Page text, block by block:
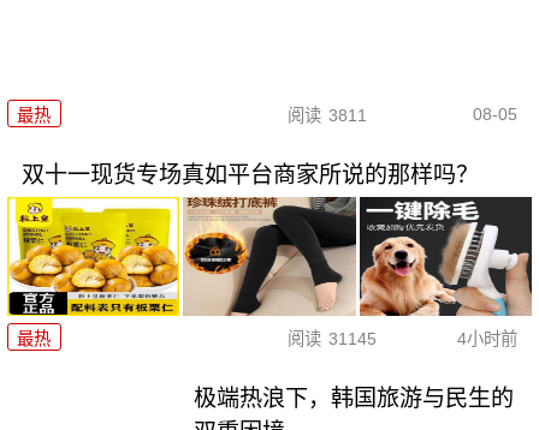
最热 阅读 3811 08-05
双十一现货专场真如平台商家所说的那样吗？
最热 阅读 31145 4小时前
极端热浪下，韩国旅游与民生的